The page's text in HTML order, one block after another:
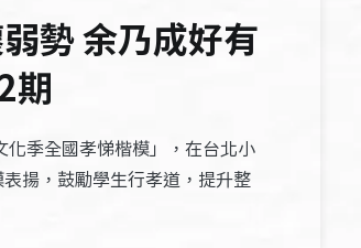
勢 余乃成好有
期
化季全國孝悌楷模」，在台北小
揚，鼓勵學生行孝道，提升整